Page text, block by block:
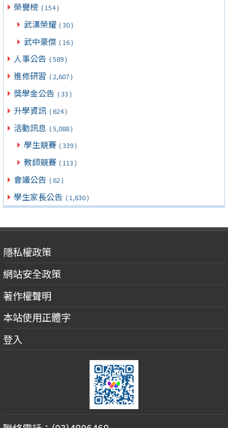
榮譽榜 ( 154 )
武漢榮耀 ( 30 )
武中豪傑 ( 16 )
人事公告 ( 589 )
進修研習 ( 2,607 )
獎學金公告 ( 33 )
升學資訊 ( 624 )
活動訊息 ( 5,088 )
學生競賽 ( 339 )
教師競賽 ( 113 )
會議公告 ( 62 )
學生家長公告 ( 1,630 )
隱私權政策
網站安全政策
著作權聲明
本站使用正體字
登入